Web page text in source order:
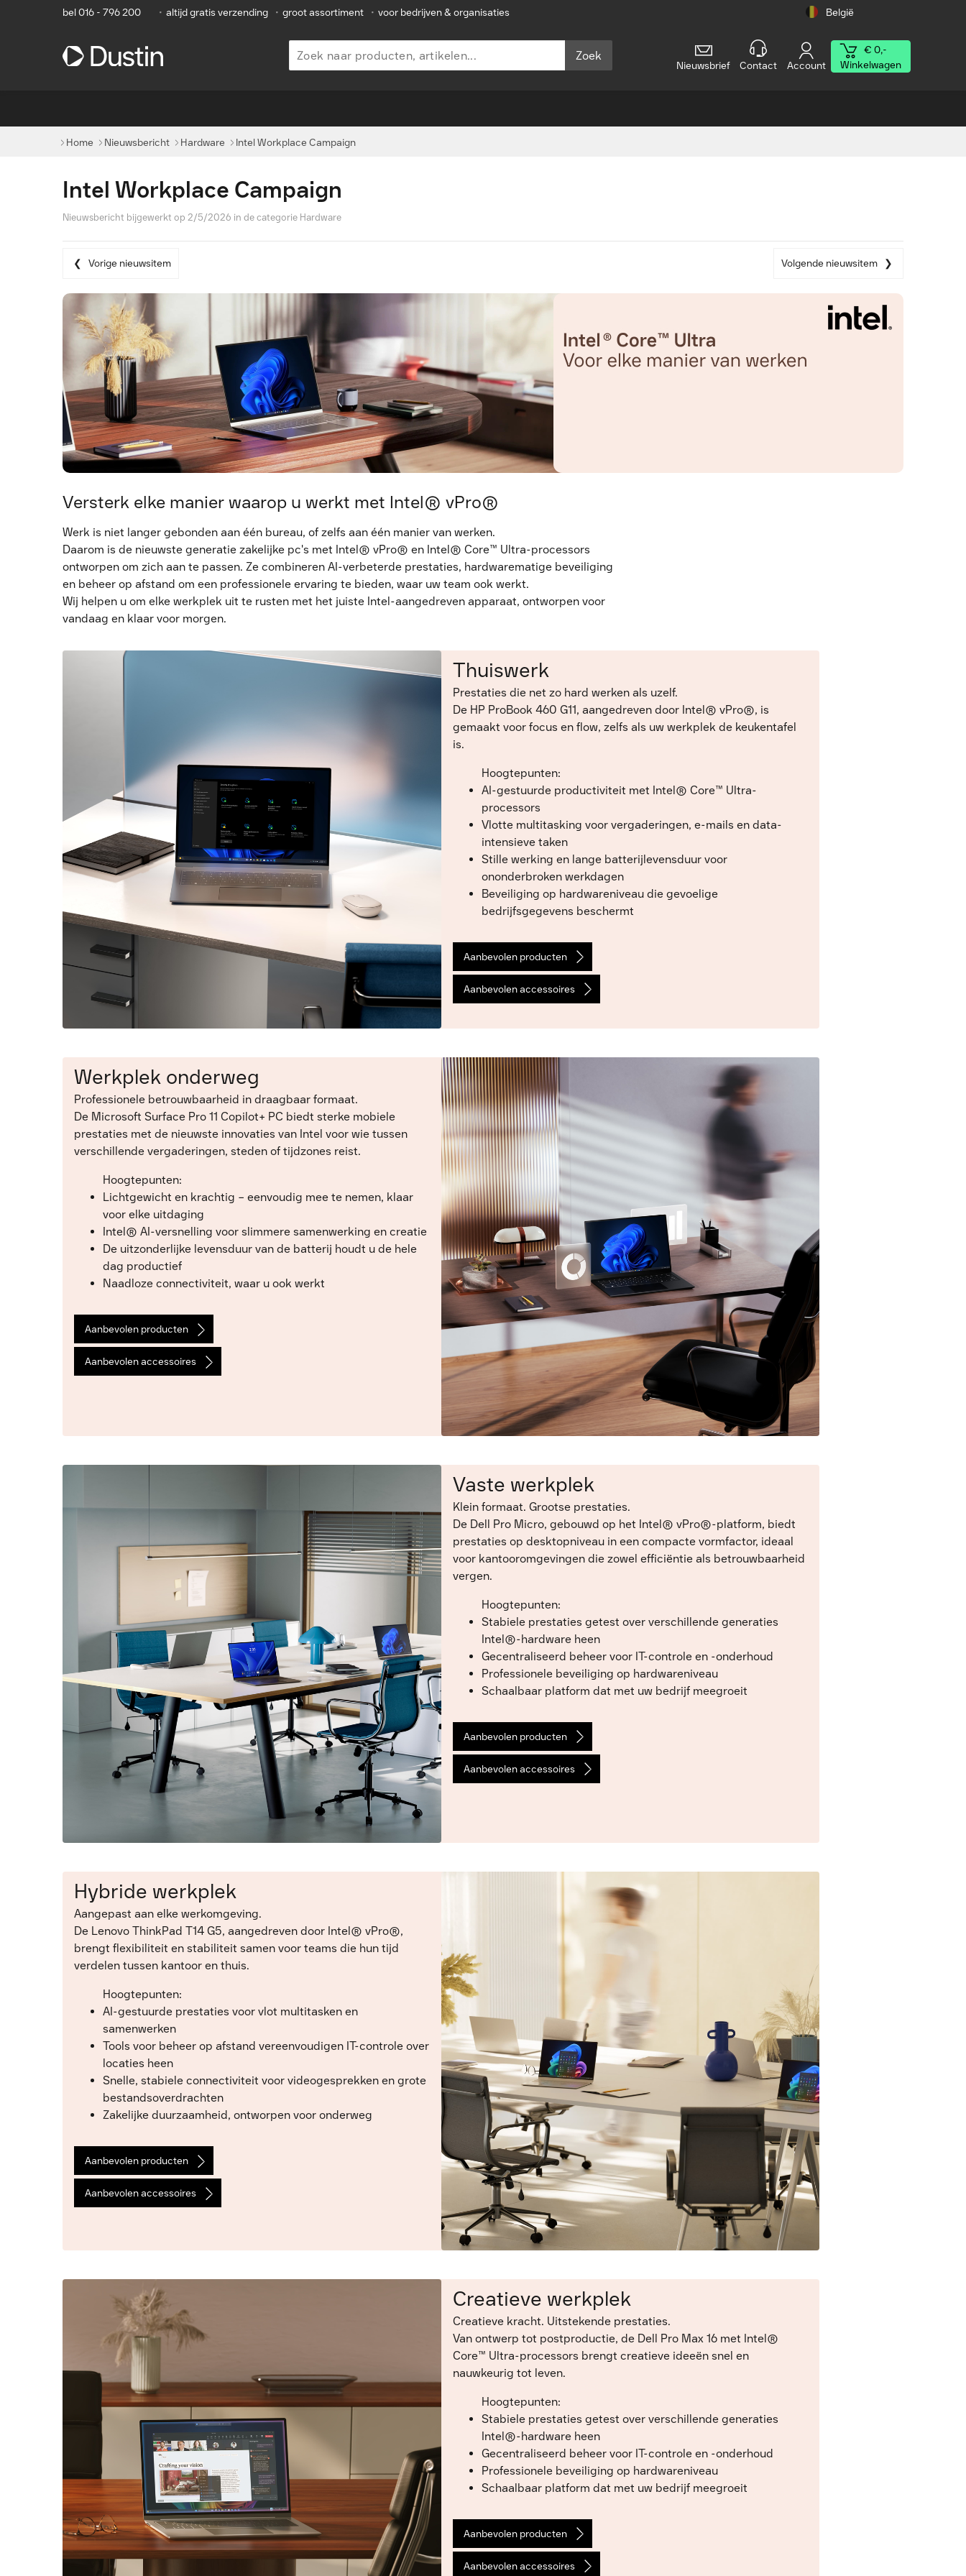
bel 016 - 796 200 • altijd gratis verzending • groot assortiment • voor bedrijven & organisaties België
Zoek
Nieuwsbrief Contact Account
€ 0,-
Winkelwagen
Home Nieuwsbericht Hardware Intel Workplace Campaign
Intel Workplace Campaign
Nieuwsbericht bijgewerkt op 2/5/2026 in de categorie Hardware
Vorige nieuwsitem Volgende nieuwsitem
Versterk elke manier waarop u werkt met Intel® vPro®
Werk is niet langer gebonden aan één bureau, of zelfs aan één manier van werken.
Daarom is de nieuwste generatie zakelijke pc's met Intel® vPro® en Intel® Core™ Ultra-processors
ontworpen om zich aan te passen. Ze combineren AI-verbeterde prestaties, hardwarematige beveiliging
en beheer op afstand om een professionele ervaring te bieden, waar uw team ook werkt.
Wij helpen u om elke werkplek uit te rusten met het juiste Intel-aangedreven apparaat, ontworpen voor
vandaag en klaar voor morgen.
Thuiswerk
Prestaties die net zo hard werken als uzelf.
De HP ProBook 460 G11, aangedreven door Intel® vPro®, is
gemaakt voor focus en flow, zelfs als uw werkplek de keukentafel
is.
Hoogtepunten:
AI-gestuurde productiviteit met Intel® Core™ Ultra-
processors
Vlotte multitasking voor vergaderingen, e-mails en data-
intensieve taken
Stille werking en lange batterijlevensduur voor
ononderbroken werkdagen
Beveiliging op hardwareniveau die gevoelige
bedrijfsgegevens beschermt
Aanbevolen producten
Aanbevolen accessoires
Werkplek onderweg
Professionele betrouwbaarheid in draagbaar formaat.
De Microsoft Surface Pro 11 Copilot+ PC biedt sterke mobiele
prestaties met de nieuwste innovaties van Intel voor wie tussen
verschillende vergaderingen, steden of tijdzones reist.
Hoogtepunten:
Lichtgewicht en krachtig – eenvoudig mee te nemen, klaar
voor elke uitdaging
Intel® AI-versnelling voor slimmere samenwerking en creatie
De uitzonderlijke levensduur van de batterij houdt u de hele
dag productief
Naadloze connectiviteit, waar u ook werkt
Aanbevolen producten
Aanbevolen accessoires
Vaste werkplek
Klein formaat. Grootse prestaties.
De Dell Pro Micro, gebouwd op het Intel® vPro®-platform, biedt
prestaties op desktopniveau in een compacte vormfactor, ideaal
voor kantooromgevingen die zowel efficiëntie als betrouwbaarheid
vergen.
Hoogtepunten:
Stabiele prestaties getest over verschillende generaties
Intel®-hardware heen
Gecentraliseerd beheer voor IT-controle en -onderhoud
Professionele beveiliging op hardwareniveau
Schaalbaar platform dat met uw bedrijf meegroeit
Aanbevolen producten
Aanbevolen accessoires
Hybride werkplek
Aangepast aan elke werkomgeving.
De Lenovo ThinkPad T14 G5, aangedreven door Intel® vPro®,
brengt flexibiliteit en stabiliteit samen voor teams die hun tijd
verdelen tussen kantoor en thuis.
Hoogtepunten:
AI-gestuurde prestaties voor vlot multitasken en
samenwerken
Tools voor beheer op afstand vereenvoudigen IT-controle over
locaties heen
Snelle, stabiele connectiviteit voor videogesprekken en grote
bestandsoverdrachten
Zakelijke duurzaamheid, ontworpen voor onderweg
Aanbevolen producten
Aanbevolen accessoires
Creatieve werkplek
Creatieve kracht. Uitstekende prestaties.
Van ontwerp tot postproductie, de Dell Pro Max 16 met Intel®
Core™ Ultra-processors brengt creatieve ideeën snel en
nauwkeurig tot leven.
Hoogtepunten:
Stabiele prestaties getest over verschillende generaties
Intel®-hardware heen
Gecentraliseerd beheer voor IT-controle en -onderhoud
Professionele beveiliging op hardwareniveau
Schaalbaar platform dat met uw bedrijf meegroeit
Aanbevolen producten
Aanbevolen accessoires